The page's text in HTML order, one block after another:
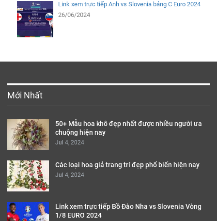
Link xem trực tiếp Anh vs Slovenia bảng C Euro 2024
26/06/2024
Mới Nhất
50+ Mẫu hoa khô đẹp nhất được nhiều người ưa
chuộng hiện nay
Jul 4, 2024
Các loại hoa giả trang trí đẹp phổ biến hiện nay
Jul 4, 2024
Link xem trực tiếp Bồ Đào Nha vs Slovenia Vòng
1/8 EURO 2024